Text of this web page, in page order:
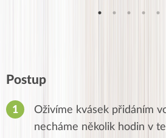
Postup
Oživíme kvásek přidáním
necháme několik hodin v